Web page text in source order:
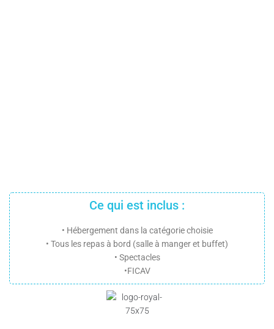
Ce qui est inclus :
• Hébergement dans la catégorie choisie
• Tous les repas à bord (salle à manger et buffet)
• Spectacles
•FICAV